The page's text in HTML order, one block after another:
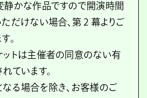
かな作品ですので開演時間
だけない場合、第 2 幕よりご
。
トは主催者の同意のない有
ています。
る場合を除き、お客様のご